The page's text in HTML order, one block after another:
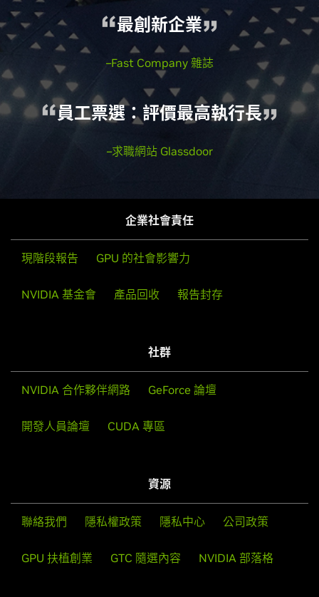
最創新企業
–Fast Company 雜誌
員工票選：評價最高執行長
–求職網站 Glassdoor
企業社會責任
現階段報告 GPU 的社會影響力
NVIDIA 基金會 產品回收 報告封存
社群
NVIDIA 合作夥伴網路 GeForce 論壇
開發人員論壇 CUDA 專區
資源
聯絡我們 隱私權政策 隱私中心 公司政策
GPU 扶植創業 GTC 隨選內容 NVIDIA 部落格